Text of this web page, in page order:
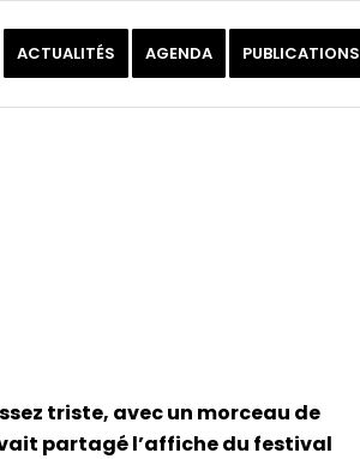
ACTUALITÉS AGENDA PUBLICATIONS
triste, avec un morceau de
partagé l’affiche du festival